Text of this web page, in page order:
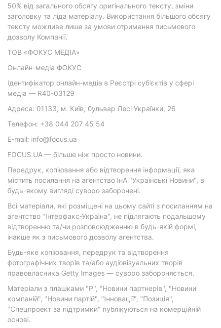
50% від загального обсягу оригінального тексту, зміни
заголовку та ліда матеріалу. Використання більшого обсягу
тексту можливе лише за умови отримання письмового
дозволу Компанії.
ТОВ «ФОКУС МЕДІА»
Онлайн-медіа ФОКУС
Ідентифікатор онлайн-медіа в Реєстрі суб’єктів у сфері
медіа — R40-03129
Адреса: 01133, м. Київ, бульвар Лесі Українки, 26
Телефон: +38 044 207 45 54
E-mail: info@focus.ua
FOCUS.UA — більше ніж просто новини.
Передрук, копіювання або відтворення інформації, яка
містить посилання на агентство ІнА "Українські Новини", в
будь-якому вигляді суворо заборонені.
Всі матеріали, які розміщені на цьому сайті з посиланням на
агентство "Інтерфакс-Україна", не підлягають подальшому
відтворенню та/чи розповсюдженню в будь-якій формі,
інакше як з письмового дозволу агентства.
Будь-яке копіювання, передрук та відтворення
фотографічних творів та/або аудіовізуальних творів
правовласника Getty Images — суворо забороняється.
Матеріали з плашками "Р", "Новини партнерів", "Новини
компаній", "Новини партій", "Інновації", "Позиція",
"Спецпроект за підтримки" публікуються на комерційній
основі.